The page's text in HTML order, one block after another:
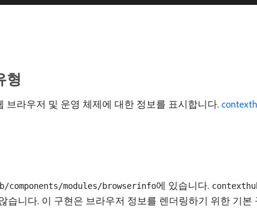
형
브라우저 및 운영 체제에 대한 정보를 표시합니다.
modules/browserinfo에 있습니다.
니다. 이 구현은 브라우저 정보를 렌더링하기 위한 기본